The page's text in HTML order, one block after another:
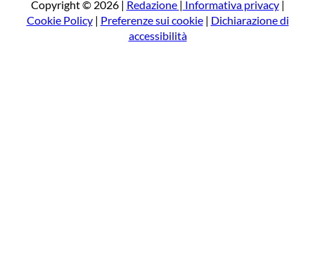
a
Copyright © 2026 | Redazione | Informativa privacy|
Cookie Policy| Preferenze sui cookie| Dichiarazione di
accessibilità